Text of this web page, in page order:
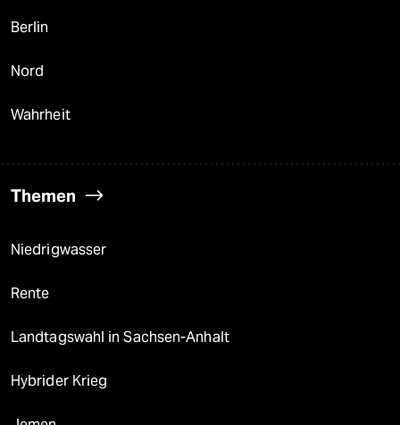
Berlin
Nord
Wahrheit
Themen
Niedrigwasser
Rente
Landtagswahl in Sachsen-Anhalt
Hybrider Krieg